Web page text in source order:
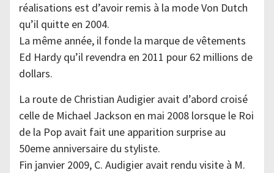
réalisations est d’avoir remis à la mode Von Dutch
qu’il quitte en 2004.
La même année, il fonde la marque de vêtements
Ed Hardy qu’il revendra en 2011 pour 62 millions de
dollars.
La route de Christian Audigier avait d’abord croisé
celle de Michael Jackson en mai 2008 lorsque le Roi
de la Pop avait fait une apparition surprise au
50eme anniversaire du styliste.
Fin janvier 2009, C. Audigier avait rendu visite à M.